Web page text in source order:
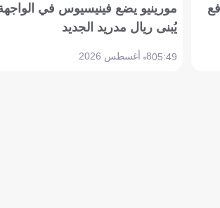
مورينيو يضع فينيسيوس في
يُبنى ريال مدريد الجديد
05:498 أغسطس 2026